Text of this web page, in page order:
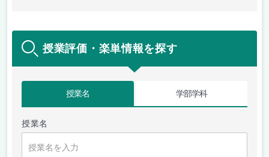
授業評価・楽単情報を探す
授業名 学部学科
授業名